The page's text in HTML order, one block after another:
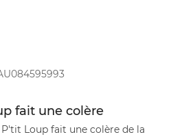
fait une colère
Loup fait une colère de la